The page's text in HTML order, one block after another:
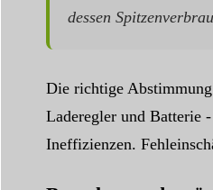
dessen
Die richtige
Laderegler und Batterie
Ineffizienzen.